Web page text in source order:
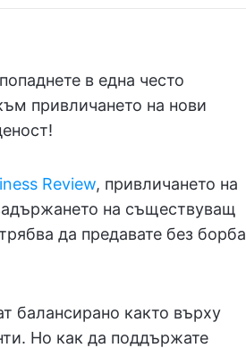
в една често
привличането на нови
Review, привличането на
на съществуващ
да предавате без борба
балансирано както върху
Но как да поддържате